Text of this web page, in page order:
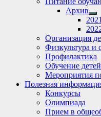
Архив
Организация
Физкультура и
Профилактика
Обучение
Мероприятия
Полезная
Конкурсы
Олимпиада
Прием в